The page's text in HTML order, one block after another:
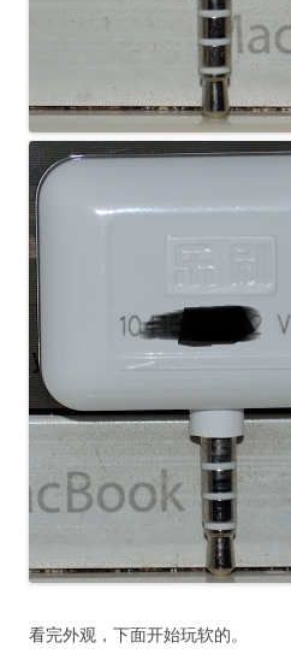
看完外观，下面开始玩软的。